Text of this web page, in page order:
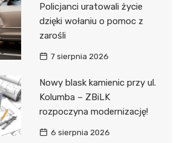
Policjanci uratowali życie
dzięki wołaniu o pomoc z
zarośli
7 sierpnia 2026
Nowy blask kamienic przy ul.
Kolumba – ZBiLK
rozpoczyna modernizację!
6 sierpnia 2026